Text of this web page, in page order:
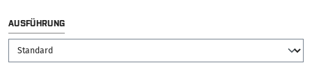
AUSFÜHRUNGAUSWÄHLEN